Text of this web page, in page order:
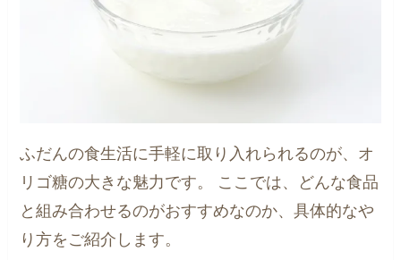
ふだんの食生活に手軽に取り入れられるのが、オ
リゴ糖の大きな魅力です。 ここでは、どんな食品
と組み合わせるのがおすすめなのか、具体的なや
り方をご紹介します。